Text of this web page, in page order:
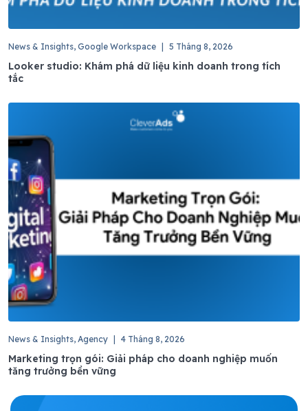
News & Insights, Google Workspace 5 Tháng 8, 2026
Looker studio: Khám phá dữ liệu kinh doanh trong tích
tắc
News & Insights, Agency 4 Tháng 8, 2026
Marketing trọn gói: Giải pháp cho doanh nghiệp muốn
tăng trưởng bền vững